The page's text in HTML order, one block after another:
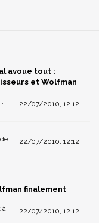
avoue tout :
et Wolfman
22/07/2010, 12:12
22/07/2010, 12:12
finalement
22/07/2010, 12:12
à